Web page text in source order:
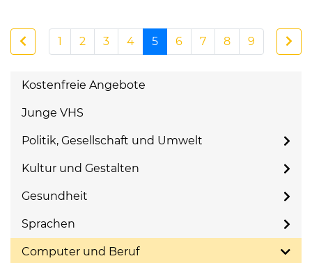
1 2 3 4 5 6 7 8 9
Kostenfreie Angebote
Junge VHS
Politik, Gesellschaft und Umwelt
Kultur und Gestalten
Gesundheit
Sprachen
Computer und Beruf